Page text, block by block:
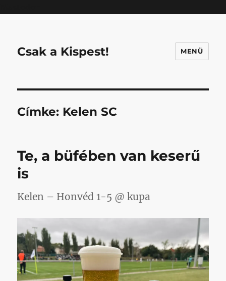
Csak a Kispest! MENÜ
Címke: Kelen SC
Te, a büfében van keserű
is
Kelen – Honvéd 1-5 @ kupa